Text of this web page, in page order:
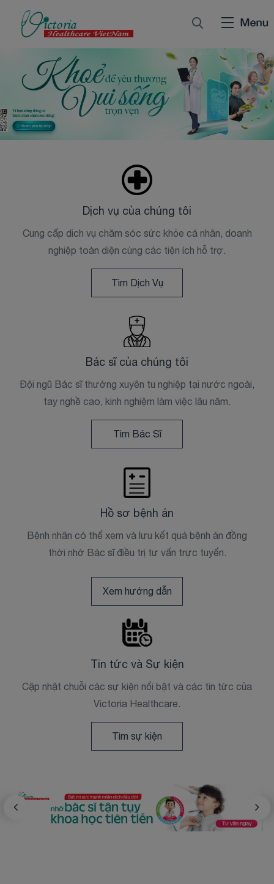
Dịch vụ của chúng tôi
Cung cấp dich vụ chăm sóc sức khỏe cá nhân, doanh
nghiệp toàn diện cùng các tiện ích hỗ trợ.
Tìm Dịch Vụ
Bác sĩ của chúng tôi
Đội ngũ Bác sĩ thường xuyên tu nghiệp tại nước ngoài,
tay nghề cao, kinh nghiệm làm việc lâu năm.
Tìm Bác Sĩ
Hồ sơ bệnh án
Bệnh nhân có thể xem và lưu kết quả bệnh án đồng
thời nhờ Bác sĩ điều trị tư vấn trực tuyến.
Xem hướng dẫn
Tin tức và Sự kiện
Cập nhật chuỗi các sự kiện nổi bật và các tin tức của
Victoria Healthcare.
Tìm sự kiện